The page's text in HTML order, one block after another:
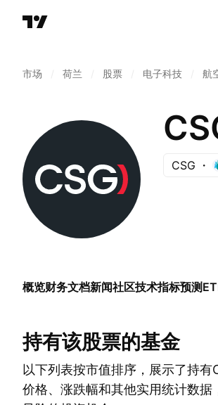
市场 荷兰 股票 电子科技 航
CSG
概览财务文档新闻社区技术指标预测
持有该股票的基金
以下列表按市值排序，展示了持
价格、涨跌幅和其他实用统计数